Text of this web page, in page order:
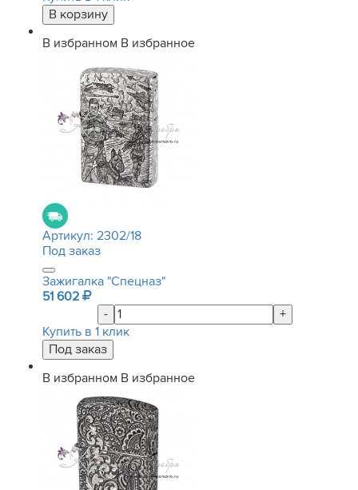
В избранном В избранное
Артикул: 2302/18
Под заказ
Зажигалка "Спецназ"
51 602
-
+
Купить в 1 клик
В избранном В избранное